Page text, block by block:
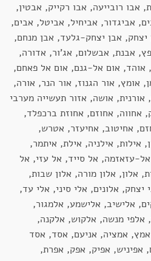
אבו רובייעה, אבו רקייק, אבטין,
אביגדור, אביחיל, אביטל, אבים,
יצחק, אבן יצחק-גלעד, אבן מנחם,
אבנת, אבשלום, אג'ור, אדורה,
אוהד, אום אל-גנם, אום אל פאחם,
אומץ, אור הגנוז, אור הנר, אורה,
אורנית, אושה, אזור תעשייה מערבי
אחווה, אחוזם, אחוזת ברכפלד,
אחיטוב, אחיעזר, אטרש,
אילות, אילניה, אילת, איתמר,
עזאזמה, אל סייד, אל עזי, אל
אלון, אלון מורה, אלון שבות,
יצחק, אלונים, אלי סיני, אלי עד,
אלישיב, אלישמע, אלמגור,
אלפי מנשה, אלקוש, אלקנה,
אמץ, אמציה, אניעם, אסד, אסד
אפיק, אפק, אפרת,